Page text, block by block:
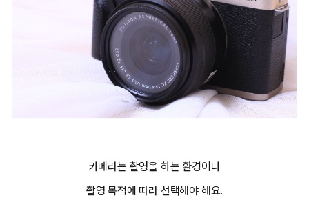
카메라는 촬영을 하는 환경이나
촬영 목적에 따라 선택해야 해요.